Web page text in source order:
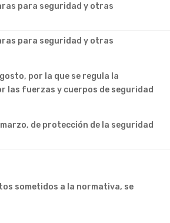
para seguridad y otras
para seguridad y otras
por la que se regula la
las fuerzas y cuerpos de seguridad
de protección de la seguridad
sometidos a la normativa, se